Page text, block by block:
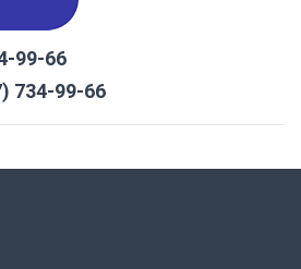
99-66
734-99-66